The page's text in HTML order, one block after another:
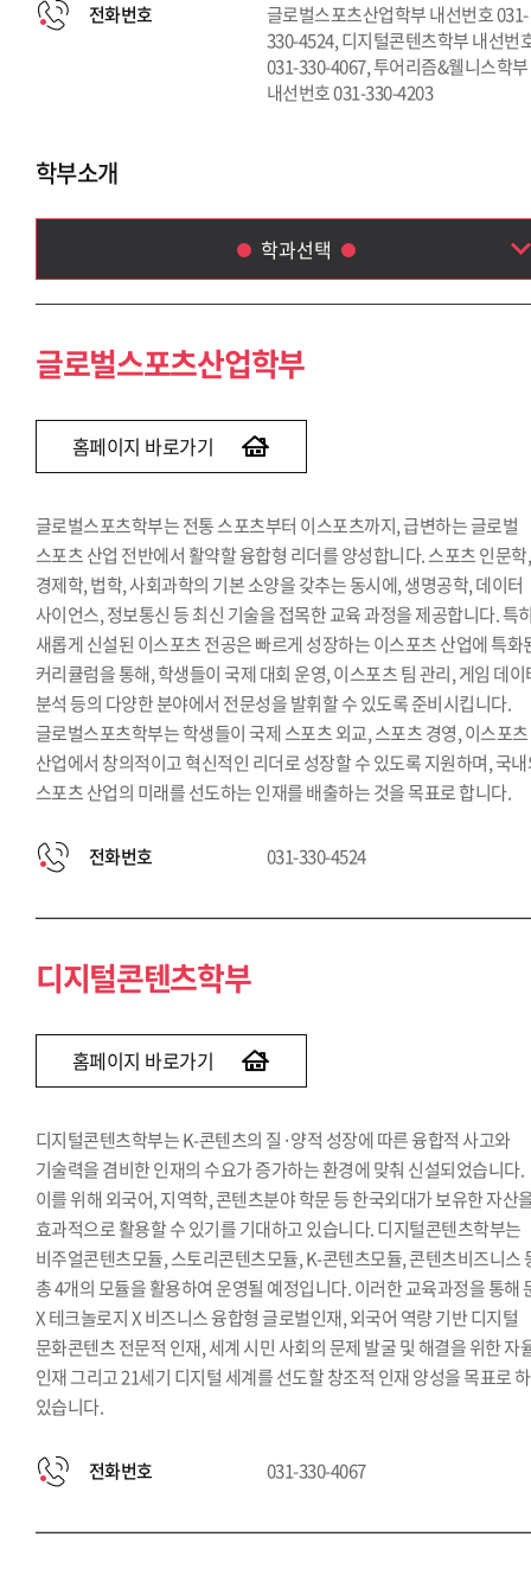
전화번호
글로벌스포츠산업학부 내선번호 031-
330-4524, 디지털콘텐츠학부 내선번
031-330-4067, 투어리즘&웰니스학부
내선번호 031-330-4203
학부소개
학과선택
글로벌스포츠산업학부
투어리즘 & 웰니스학부
글로벌스포츠산업학부
홈페이지 바로가기
글로벌스포츠학부는 전통 스포츠부터 이스포츠까지, 급변하는 글로벌
스포츠 산업 전반에서 활약할 융합형 리더를 양성합니다. 스포츠 인문학,
경제학, 법학, 사회과학의 기본 소양을 갖추는 동시에, 생명공학, 데이터
사이언스, 정보통신 등 최신 기술을 접목한 교육 과정을 제공합니다. 특
새롭게 신설된 이스포츠 전공은 빠르게 성장하는 이스포츠 산업에 특화
커리큘럼을 통해, 학생들이 국제 대회 운영, 이스포츠 팀 관리, 게임 데이
분석 등의 다양한 분야에서 전문성을 발휘할 수 있도록 준비시킵니다.
글로벌스포츠학부는 학생들이 국제 스포츠 외교, 스포츠 경영, 이스포츠
산업에서 창의적이고 혁신적인 리더로 성장할 수 있도록 지원하며, 국
스포츠 산업의 미래를 선도하는 인재를 배출하는 것을 목표로 합니다.
전화번호 031-330-4524
디지털콘텐츠학부
홈페이지 바로가기
디지털콘텐츠학부는 K-콘텐츠의 질·양적 성장에 따른 융합적 사고와
기술력을 겸비한 인재의 수요가 증가하는 환경에 맞춰 신설되었습니다.
이를 위해 외국어, 지역학, 콘텐츠분야 학문 등 한국외대가 보유한 자산
효과적으로 활용할 수 있기를 기대하고 있습니다. 디지털콘텐츠학부는
비주얼콘텐츠모듈, 스토리콘텐츠모듈, K-콘텐츠모듈, 콘텐츠비즈니스
총 4개의 모듈을 활용하여 운영될 예정입니다. 이러한 교육과정을 통해
X 테크놀로지 X 비즈니스 융합형 글로벌인재, 외국어 역량 기반 디지털
문화콘텐츠 전문적 인재, 세계 시민 사회의 문제 발굴 및 해결을 위한 자
인재 그리고 21세기 디지털 세계를 선도할 창조적 인재 양성을 목표로
있습니다.
전화번호 031-330-4067